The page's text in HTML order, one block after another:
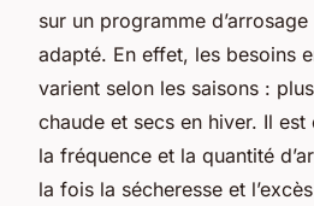
sur un programme
adapté. En effet, les besoins
varient selon les saisons :
chaude et secs en hiver. Il
la fréquence et la quantité
la fois la sécheresse et